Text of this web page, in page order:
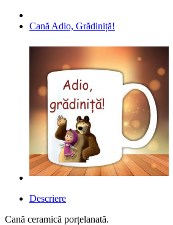
Cană Adio, Grădiniță!
Descriere
Cană ceramică porțelanată.